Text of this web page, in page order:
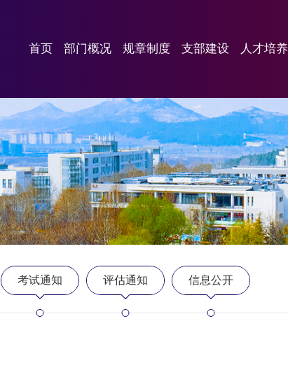
首页 部门概况 规章制度 支部建设 人才培养
考试通知 评估通知 信息公开